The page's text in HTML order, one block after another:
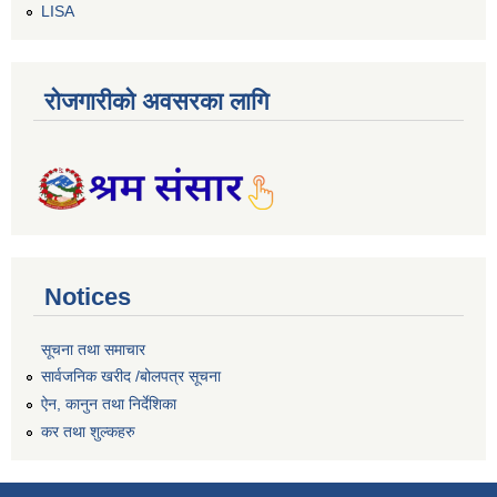
LISA
रोजगारीको अवसरका लागि
Notices
सूचना तथा समाचार
सार्वजनिक खरीद /बोलपत्र सूचना
ऐन, कानुन तथा निर्देशिका
कर तथा शुल्कहरु